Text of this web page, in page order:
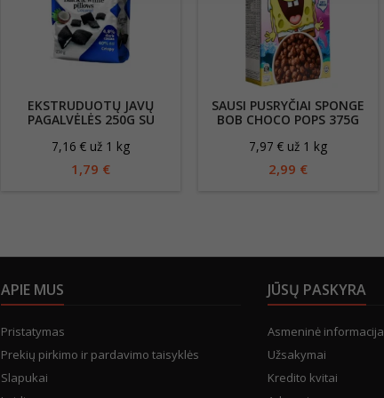
EKSTRUDUOTŲ JAVŲ
PAGALVĖLĖS 250G SU
7,16 € už 1 kg
1,79 €
SAUSI PUSRYČIAI SPONGE
BOB CHOCO POPS 375G
7,97 € už 1 kg
2,99 €
APIE MUS
Pristatymas
Prekių pirkimo ir pardavimo taisyklės
Slapukai
JŪSŲ PASKYRA
Asmeninė informacija
Užsakymai
Kredito kvitai